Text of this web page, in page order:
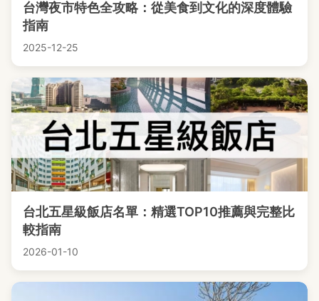
台灣夜市特色全攻略：從美食到文化的深度體驗
指南
2025-12-25
台北五星級飯店名單：精選TOP10推薦與完整比
較指南
2026-01-10